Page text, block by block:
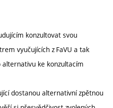
konzultovat svou
vyučujících z FaVU a tak
alternativu ke konzultacím
dostanou alternativní zpětnou